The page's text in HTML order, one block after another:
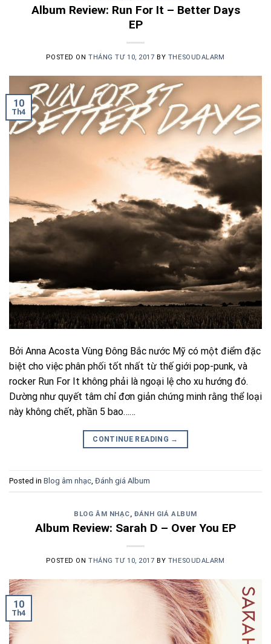
Album Review: Run For It – Better Days
EP
POSTED ONTHÁNG TƯ 10, 2017 BY THESOUDALARM
10
Th4
Bởi Anna Acosta Vùng Đông Bắc nước Mỹ có một điểm đặc
biệt cho việc phân phối tốt nhất từ ​​thế giới pop-punk, và
rocker Run For It không phải là ngoại lệ cho xu hướng đó.
Dường như quyết tâm chỉ đơn giản chứng minh rằng thể loại
này không chết, phần 5 bao……
CONTINUE READING →
Posted in Blog âm nhạc Đánh giá Album
BLOG ÂM NHẠC, ĐÁNH GIÁ ALBUM
Album Review: Sarah D – Over You EP
POSTED ONTHÁNG TƯ 10, 2017 BY THESOUDALARM
10
Th4